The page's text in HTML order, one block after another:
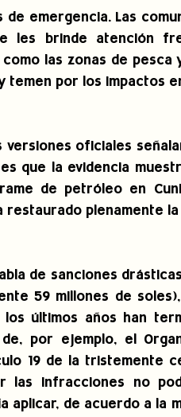
de emergencia. Las
les brinde atención
las zonas de
temen por los impactos
versiones oficiales
que la evidencia
de petróleo en
restaurado plenamente la
de sanciones
59 millones de
los últimos años han
por ejemplo, el
19 de la tristemente
las infracciones no
aplicar, de acuerdo a la